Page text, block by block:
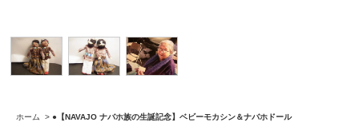
ホーム > ●【NAVAJO ナバホ族の生誕記念】ベビーモカシン＆ナバホドール